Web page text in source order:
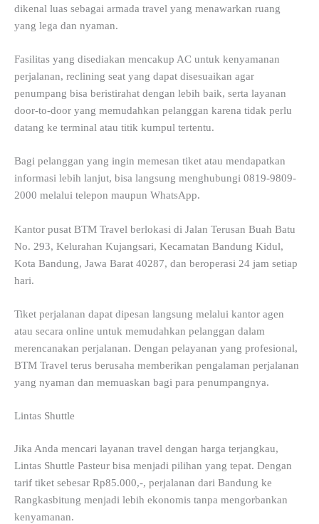
dikenal luas sebagai armada travel yang menawarkan ruang
yang lega dan nyaman.
Fasilitas yang disediakan mencakup AC untuk kenyamanan
perjalanan, reclining seat yang dapat disesuaikan agar
penumpang bisa beristirahat dengan lebih baik, serta layanan
door-to-door yang memudahkan pelanggan karena tidak perlu
datang ke terminal atau titik kumpul tertentu.
Bagi pelanggan yang ingin memesan tiket atau mendapatkan
informasi lebih lanjut, bisa langsung menghubungi 0819-9809-
2000 melalui telepon maupun WhatsApp.
Kantor pusat BTM Travel berlokasi di Jalan Terusan Buah Batu
No. 293, Kelurahan Kujangsari, Kecamatan Bandung Kidul,
Kota Bandung, Jawa Barat 40287, dan beroperasi 24 jam setiap
hari.
Tiket perjalanan dapat dipesan langsung melalui kantor agen
atau secara online untuk memudahkan pelanggan dalam
merencanakan perjalanan. Dengan pelayanan yang profesional,
BTM Travel terus berusaha memberikan pengalaman perjalanan
yang nyaman dan memuaskan bagi para penumpangnya.
Lintas Shuttle
Jika Anda mencari layanan travel dengan harga terjangkau,
Lintas Shuttle Pasteur bisa menjadi pilihan yang tepat. Dengan
tarif tiket sebesar Rp85.000,-, perjalanan dari Bandung ke
Rangkasbitung menjadi lebih ekonomis tanpa mengorbankan
kenyamanan.